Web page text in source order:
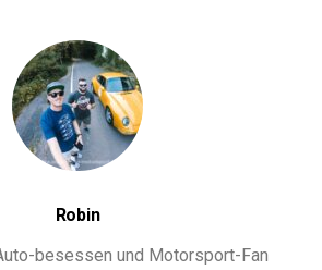
Robin
besessen und Motorsport-Fan